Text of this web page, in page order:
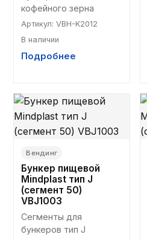
кофейного зерна
Артикул:VBH-K2012
В наличии
Подробнее
Вендинг
Бункер пищевой
Mindplast тип J
(сегмент 50)
VBJ1003
Сегменты для
бункеров тип J